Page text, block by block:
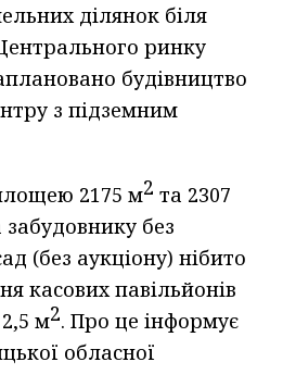
ділянок біля
ринку
будівництво
з підземним
2175 м2 та 2307
без
(без аукціону) нібито
касових павільйонів
м2. Про це інформує
обласної